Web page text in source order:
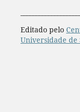
Editado pelo
Universidade de